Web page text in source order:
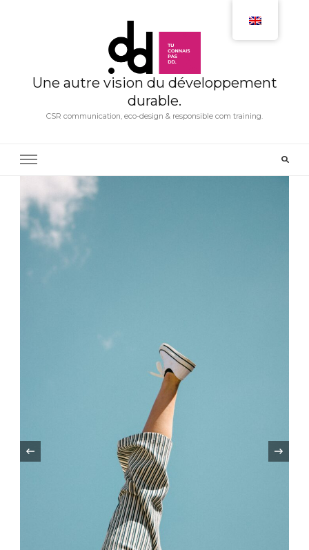
Une autre vision du développement
durable.
CSR communication, eco-design & responsible com training.
LIRE L'ARTICLE
La beauté soutient
durable.
« L’esthétique est une composante
l’humanité car elle suscite a minima le
parfois l’émerveillement ». Edgar Morin
pourrait-elle jouer un rôle dans …